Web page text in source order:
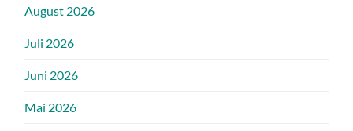
August 2026
Juli 2026
Juni 2026
Mai 2026